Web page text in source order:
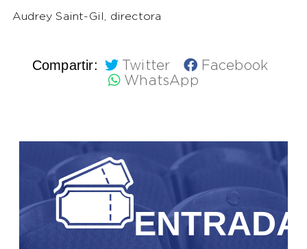
Audrey Saint-Gil, directora
Compartir: Twitter
Facebook
WhatsApp